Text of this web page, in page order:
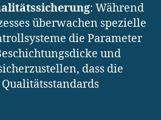
: Während
überwachen spezielle
die Parameter
und
dass die